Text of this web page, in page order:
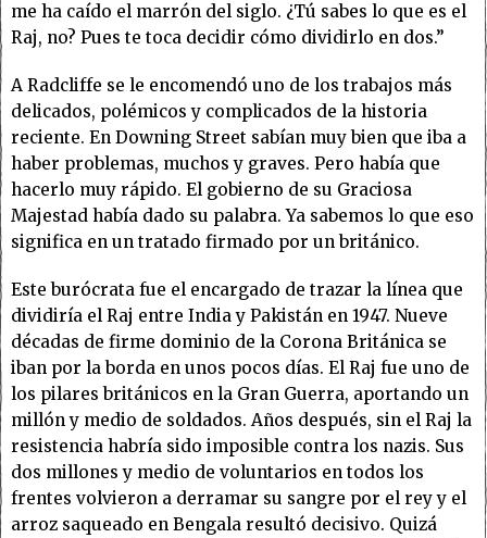
me ha caído el marrón del siglo. ¿Tú sabes lo que es el
Raj, no? Pues te toca decidir cómo dividirlo en dos.”
A Radcliffe se le encomendó uno de los trabajos más
delicados, polémicos y complicados de la historia
reciente. En Downing Street sabían muy bien que iba a
haber problemas, muchos y graves. Pero había que
hacerlo muy rápido. El gobierno de su Graciosa
Majestad había dado su palabra. Ya sabemos lo que eso
significa en un tratado firmado por un británico.
Este burócrata fue el encargado de trazar la línea que
dividiría el Raj entre India y Pakistán en 1947. Nueve
décadas de firme dominio de la Corona Británica se
iban por la borda en unos pocos días. El Raj fue uno de
los pilares británicos en la Gran Guerra, aportando un
millón y medio de soldados. Años después, sin el Raj la
resistencia habría sido imposible contra los nazis. Sus
dos millones y medio de voluntarios en todos los
frentes volvieron a derramar su sangre por el rey y el
arroz saqueado en Bengala resultó decisivo. Quizá